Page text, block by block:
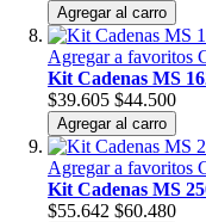
Agregar al carro
Agregar a favoritos
Kit Cadenas MS
$39.605 $44.500
Agregar al carro
Agregar a favoritos
Kit Cadenas MS
$55.642 $60.480